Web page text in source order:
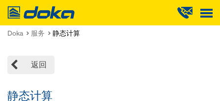
Doka
Doka 服务 静态计算
返回
静态计算